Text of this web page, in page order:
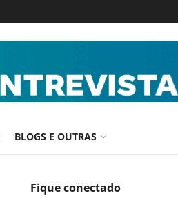
BLOGS E OUTRAS
Fique conectado